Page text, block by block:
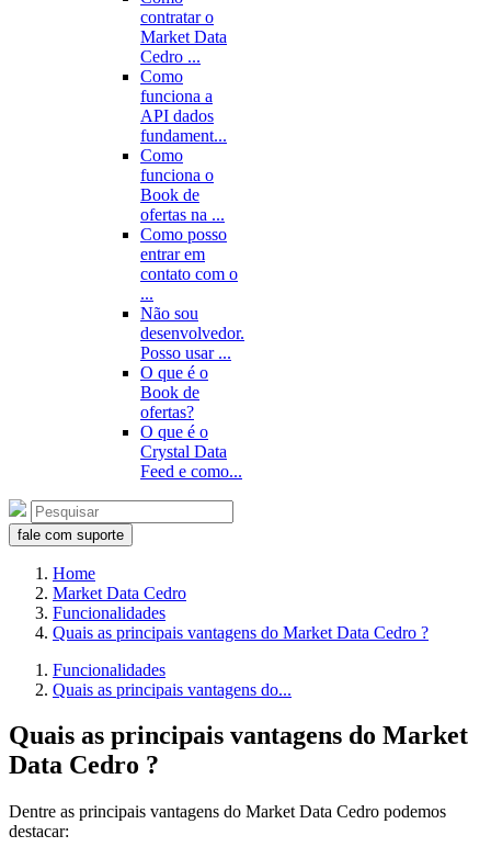
contratar o
Market Data
Cedro ...
Como
funciona a
API dados
fundament...
Como
funciona o
Book de
ofertas na ...
Como posso
entrar em
contato com o
...
Não sou
desenvolvedor.
Posso usar ...
O que é o
Book de
ofertas?
O que é o
Crystal Data
Feed e como...
fale com suporte
Home
Market Data Cedro
Funcionalidades
Quais as principais vantagens do Market Data Cedro ?
Funcionalidades
Quais as principais vantagens do...
Quais as principais vantagens do Market
Data Cedro ?
Dentre as principais vantagens do Market Data Cedro podemos
destacar: